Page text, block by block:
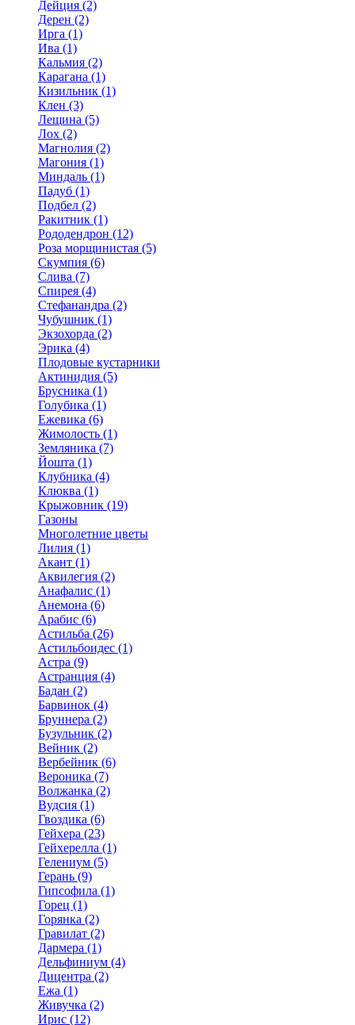
Дейция (2)
Дерен (2)
Ирга (1)
Ива (1)
Кальмия (2)
Карагана (1)
Кизильник (1)
Клен (3)
Лещина (5)
Лох (2)
Магнолия (2)
Магония (1)
Миндаль (1)
Падуб (1)
Подбел (2)
Ракитник (1)
Рододендрон (12)
Роза морщинистая (5)
Скумпия (6)
Слива (7)
Спирея (4)
Стефанандра (2)
Чубушник (1)
Экзохорда (2)
Эрика (4)
Плодовые кустарники
Актинидия (5)
Брусника (1)
Голубика (1)
Ежевика (6)
Жимолость (1)
Земляника (7)
Йошта (1)
Клубника (4)
Клюква (1)
Крыжовник (19)
Газоны
Многолетние цветы
Лилия (1)
Акант (1)
Аквилегия (2)
Анафалис (1)
Анемона (6)
Арабис (6)
Астильба (26)
Астильбоидес (1)
Астра (9)
Астранция (4)
Бадан (2)
Барвинок (4)
Бруннера (2)
Бузульник (2)
Вейник (2)
Вербейник (6)
Вероника (7)
Волжанка (2)
Вудсия (1)
Гвоздика (6)
Гейхера (23)
Гейхерелла (1)
Гелениум (5)
Герань (9)
Гипсофила (1)
Горец (1)
Горянка (2)
Гравилат (2)
Дармера (1)
Дельфиниум (4)
Дицентра (2)
Ежа (1)
Живучка (2)
Ирис (12)